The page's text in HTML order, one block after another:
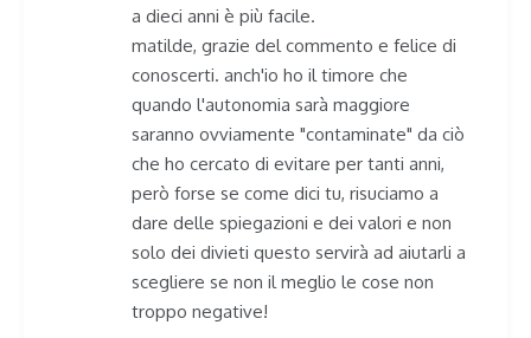
a dieci anni è più facile.
matilde, grazie del commento e felice di
conoscerti. anch'io ho il timore che
quando l'autonomia sarà maggiore
saranno ovviamente "contaminate" da ciò
che ho cercato di evitare per tanti anni,
però forse se come dici tu, risuciamo a
dare delle spiegazioni e dei valori e non
solo dei divieti questo servirà ad aiutarli a
scegliere se non il meglio le cose non
troppo negative!